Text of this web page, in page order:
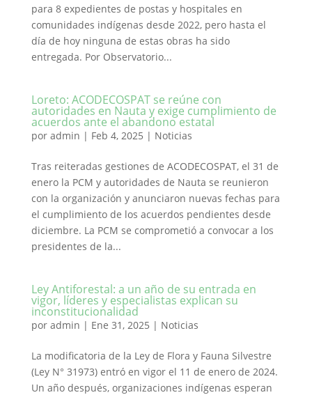
para 8 expedientes de postas y hospitales en
comunidades indígenas desde 2022, pero hasta el
día de hoy ninguna de estas obras ha sido
entregada. Por Observatorio...
Loreto: ACODECOSPAT se reúne con
autoridades en Nauta y exige cumplimiento de
acuerdos ante el abandono estatal
por admin | Feb 4, 2025 | Noticias
Tras reiteradas gestiones de ACODECOSPAT, el 31 de
enero la PCM y autoridades de Nauta se reunieron
con la organización y anunciaron nuevas fechas para
el cumplimiento de los acuerdos pendientes desde
diciembre. La PCM se comprometió a convocar a los
presidentes de la...
Ley Antiforestal: a un año de su entrada en
vigor, líderes y especialistas explican su
inconstitucionalidad
por admin | Ene 31, 2025 | Noticias
La modificatoria de la Ley de Flora y Fauna Silvestre
(Ley N° 31973) entró en vigor el 11 de enero de 2024.
Un año después, organizaciones indígenas esperan